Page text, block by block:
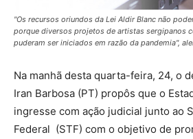
"Os recursos oriundos da Lei Aldir Blanc não
porque diversos projetos de artistas sergipanos
puderam ser iniciados em razão da pandemia",
Na manhã desta quarta-feira, 24, o
Iran Barbosa (PT) propôs que o
ingresse com ação judicial junto ao
Federal (STF) com o objetivo de